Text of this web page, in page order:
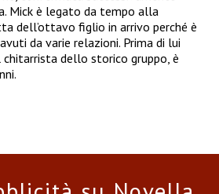
Mick è legato da tempo alla
dell’ottavo figlio in arrivo perché è
da varie relazioni. Prima di lui
chitarrista dello storico gruppo, è